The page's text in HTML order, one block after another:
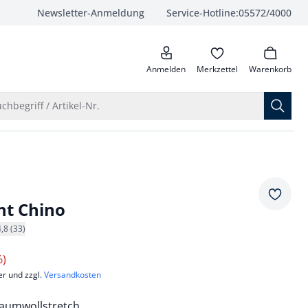
Newsletter-Anmeldung Service-Hotline:05572/4000
anrufen
Anmelden Merkzettel Warenkorb
/ Artikel-Nr.
Chino
(33)
und zzgl.Versandkosten